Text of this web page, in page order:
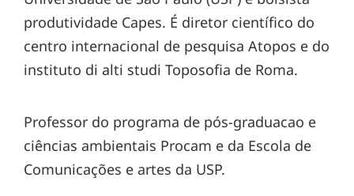
produtividade Capes. É diretor científico do
centro internacional de pesquisa Atopos e do
instituto di alti studi Toposofia de Roma.
Professor do programa de pós-graduacao e
ciências ambientais Procam e da Escola de
Comunicações e artes da USP.